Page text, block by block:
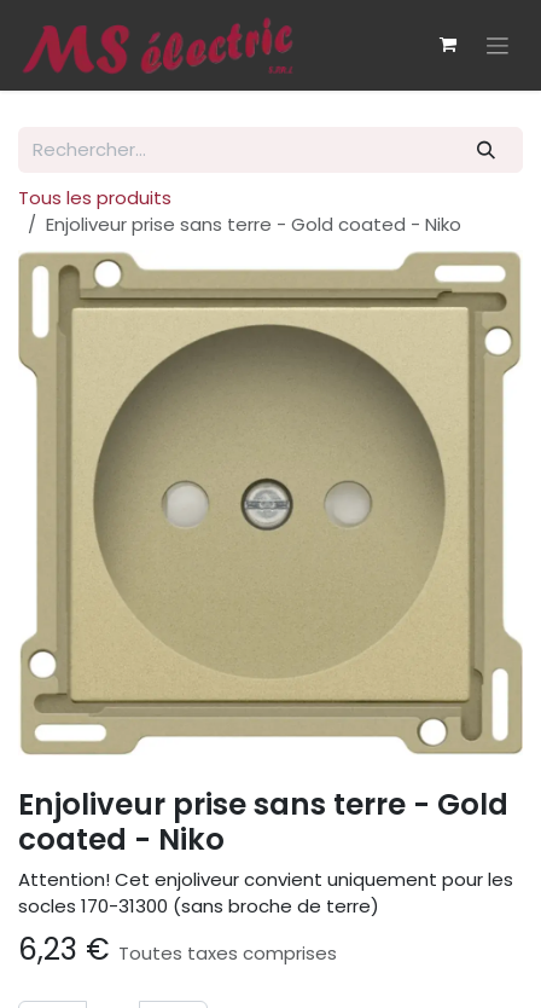
Tous les produits
Enjoliveur prise sans terre - Gold coated - Niko
Enjoliveur prise sans terre - Gold
coated - Niko
Attention! Cet enjoliveur convient uniquement pour les
socles 170-31300 (sans broche de terre)
6,23 € Toutes taxes comprises